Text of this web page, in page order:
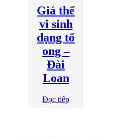
Giá thể
vi sinh
dạng tổ
ong –
Đài
Loan
Đọc tiếp